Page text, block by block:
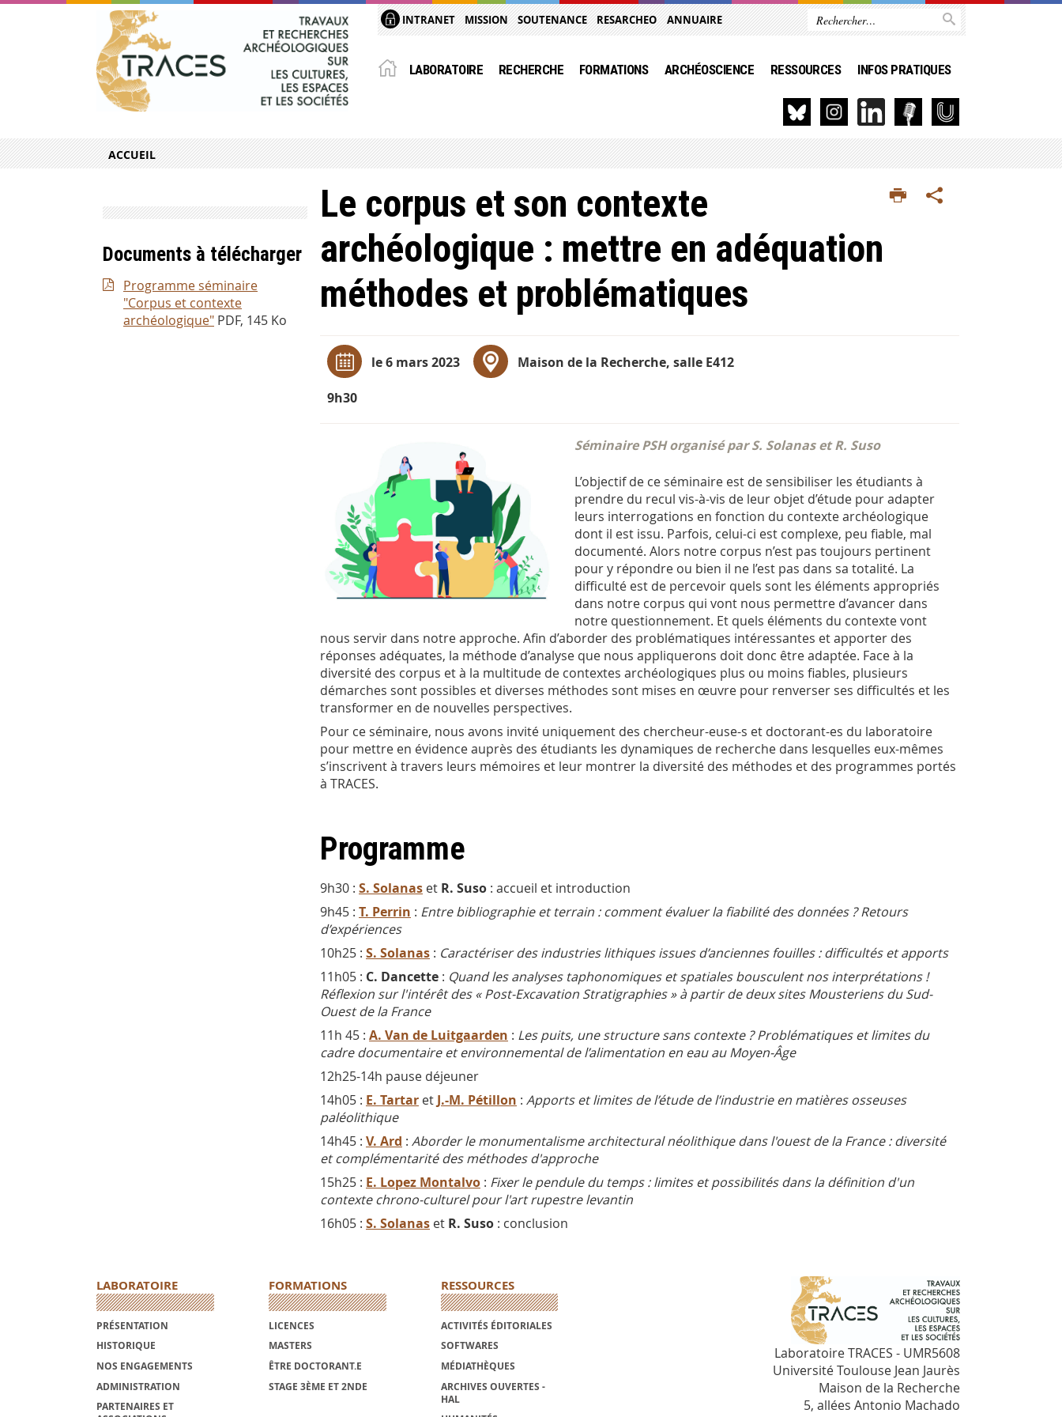
INTRANET MISSION SOUTENANCE RESARCHEO ANNUAIRE
LABORATOIRE RECHERCHE FORMATIONS ARCHÉOSCIENCE RESSOURCES INFOS PRATIQUES
ACCUEIL
Le corpus et son contexte
archéologique : mettre en adéquation
méthodes et problématiques
le 6 mars 2023
9h30
Maison de la Recherche, salle E412
Séminaire PSH organisé par S. Solanas et R. Suso
L’objectif de ce séminaire est de sensibiliser les étudiants à
prendre du recul vis-à-vis de leur objet d’étude pour adapter
leurs interrogations en fonction du contexte archéologique
dont il est issu. Parfois, celui-ci est complexe, peu fiable, mal
documenté. Alors notre corpus n’est pas toujours pertinent
pour y répondre ou bien il ne l’est pas dans sa totalité. La
difficulté est de percevoir quels sont les éléments appropriés
dans notre corpus qui vont nous permettre d’avancer dans
notre questionnement. Et quels éléments du contexte vont
nous servir dans notre approche. Afin d’aborder des problématiques intéressantes et apporter des
réponses adéquates, la méthode d’analyse que nous appliquerons doit donc être adaptée. Face à la
diversité des corpus et à la multitude de contextes archéologiques plus ou moins fiables, plusieurs
démarches sont possibles et diverses méthodes sont mises en œuvre pour renverser ses difficultés et les
transformer en de nouvelles perspectives.
Pour ce séminaire, nous avons invité uniquement des chercheur-euse-s et doctorant-es du laboratoire
pour mettre en évidence auprès des étudiants les dynamiques de recherche dans lesquelles eux-mêmes
s’inscrivent à travers leurs mémoires et leur montrer la diversité des méthodes et des programmes portés
à TRACES.
Programme
9h30 : S. Solanas et R. Suso : accueil et introduction
9h45 : T. Perrin : Entre bibliographie et terrain : comment évaluer la fiabilité des données ? Retours
d’expériences
10h25 : S. Solanas : Caractériser des industries lithiques issues d’anciennes fouilles : difficultés et apports
11h05 : C. Dancette : Quand les analyses taphonomiques et spatiales bousculent nos interprétations !
Réflexion sur l'intérêt des « Post-Excavation Stratigraphies » à partir de deux sites Mousteriens du Sud-
Ouest de la France
11h 45 : A. Van de Luitgaarden : Les puits, une structure sans contexte ? Problématiques et limites du
cadre documentaire et environnemental de l’alimentation en eau au Moyen-Âge
12h25-14h pause déjeuner
14h05 : E. Tartar et J.-M. Pétillon : Apports et limites de l’étude de l’industrie en matières osseuses
paléolithique
14h45 : V. Ard : Aborder le monumentalisme architectural néolithique dans l'ouest de la France : diversité
et complémentarité des méthodes d'approche
15h25 : E. Lopez Montalvo : Fixer le pendule du temps : limites et possibilités dans la définition d'un
contexte chrono-culturel pour l'art rupestre levantin
16h05 : S. Solanas et R. Suso : conclusion
Documents à télécharger
Programme séminaire
"Corpus et contexte
archéologique" PDF, 145 Ko
LABORATOIRE
PRÉSENTATION
HISTORIQUE
NOS ENGAGEMENTS
ADMINISTRATION
PARTENAIRES ET
FORMATIONS
LICENCES
MASTERS
ÊTRE DOCTORANT.E
STAGE 3ÈME ET 2NDE
RESSOURCES
ACTIVITÉS ÉDITORIALES
SOFTWARES
MÉDIATHÈQUES
ARCHIVES OUVERTES -
HAL
Laboratoire TRACES - UMR5608
Université Toulouse Jean Jaurès
Maison de la Recherche
5, allées Antonio Machado